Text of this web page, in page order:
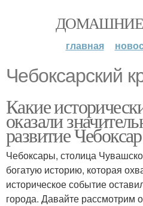
ДОМАШНИЕ
главная
Чебоксарский
Какие
оказали
развитие Чебоксар
Чебоксары, столица
богатую историю, которая
историческое событие
города. Давайте рассмотрим